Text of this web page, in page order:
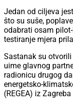
Jedan od ciljeva
što su suše,
odabrati osam
testiranje mjera
Sastanak su
uime glavnog
radionicu drugog
energetsko-
(REGEA) iz